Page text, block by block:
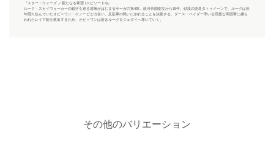
『スター・ウォーズ ／新たなる希望 (エピソード4)』
ルーク・スカイウォーカーの銀河を巡る冒険がはじまるサーガの第4章。銀河帝国樹立から19年。砂漠の惑星タトゥイーンで、ルークは長
年隠れ住んでいたオビ＝ワン・ケノービと出会い、反乱軍の戦いに加わることを決意する。ダース・ベイダー率いる邪悪な帝国軍に捕ら
われたレイア姫を救出するため、オビ＝ワンは若きルークをジェダイへ導いていく。
その他のバリエーション